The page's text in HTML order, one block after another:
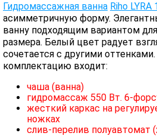
Гидромассажная ванна Riho LYRA
асимметричную форму.
ванну подходящим вариантом
размера. Белый цвет радует
сочетается с другими
комплектацию входит:
чаша (ванна)
гидромассаж 550 Вт. 6-
жесткий каркас на
ножках
слив-перелив полуавтомат